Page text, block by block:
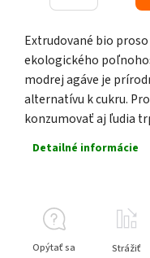
Extrudované bio
ekologického
modrej agáve je
alternatívu k cukru.
konzumovať aj ľudia
Detailné informácie
Opýtať sa Strážiť